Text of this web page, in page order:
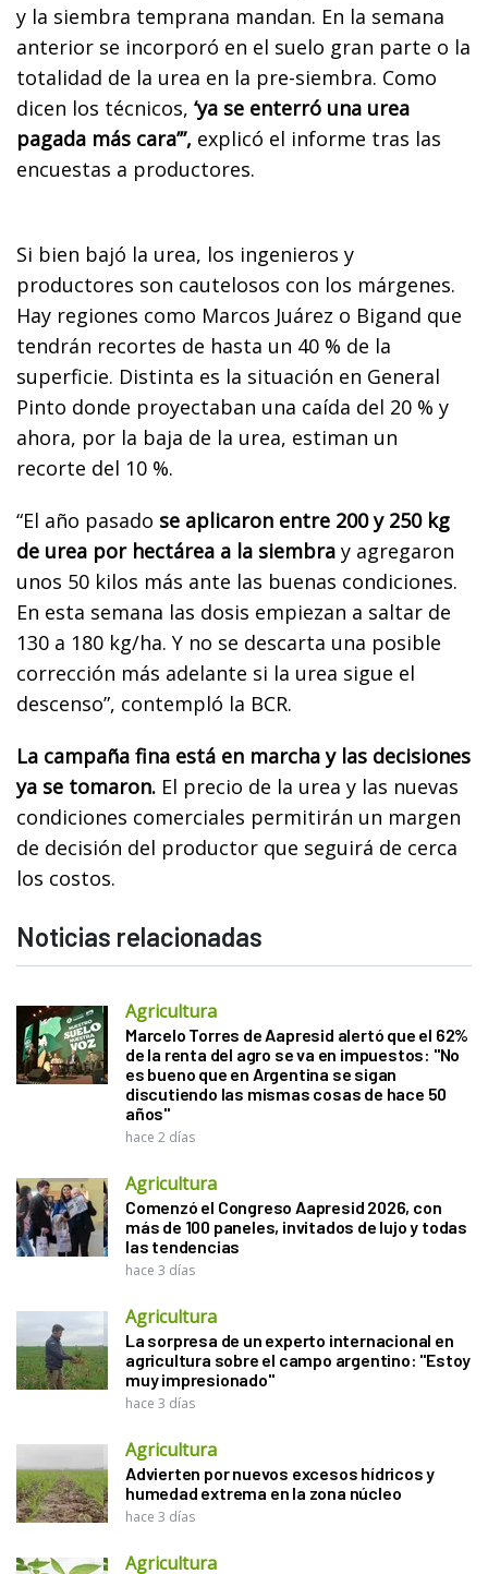
y la siembra temprana mandan. En la semana
anterior se incorporó en el suelo gran parte o la
totalidad de la urea en la pre-siembra. Como
dicen los técnicos, ‘ya se enterró una urea
pagada más cara’”, explicó el informe tras las
encuestas a productores.
Si bien bajó la urea, los ingenieros y
productores son cautelosos con los márgenes.
Hay regiones como Marcos Juárez o Bigand que
tendrán recortes de hasta un 40 % de la
superficie. Distinta es la situación en General
Pinto donde proyectaban una caída del 20 % y
ahora, por la baja de la urea, estiman un
recorte del 10 %.
“El año pasado se aplicaron entre 200 y 250 kg
de urea por hectárea a la siembra y agregaron
unos 50 kilos más ante las buenas condiciones.
En esta semana las dosis empiezan a saltar de
130 a 180 kg/ha. Y no se descarta una posible
corrección más adelante si la urea sigue el
descenso”, contempló la BCR.
La campaña fina está en marcha y las decisiones
ya se tomaron. El precio de la urea y las nuevas
condiciones comerciales permitirán un margen
de decisión del productor que seguirá de cerca
los costos.
Noticias relacionadas
Agricultura
Marcelo Torres de Aapresid alertó que el 62%
de la renta del agro se va en impuestos: "No
es bueno que en Argentina se sigan
discutiendo las mismas cosas de hace 50
años"
hace 2 días
Agricultura
Comenzó el Congreso Aapresid 2026, con
más de 100 paneles, invitados de lujo y todas
las tendencias
hace 3 días
Agricultura
La sorpresa de un experto internacional en
agricultura sobre el campo argentino: "Estoy
muy impresionado"
hace 3 días
Agricultura
Advierten por nuevos excesos hídricos y
humedad extrema en la zona núcleo
hace 3 días
Agricultura